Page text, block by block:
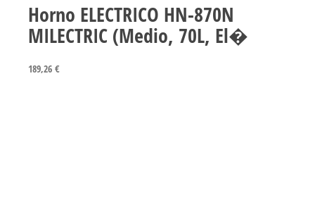
Horno ELECTRICO HN-870N
MILECTRIC (Medio, 70L, El�
189,26 €